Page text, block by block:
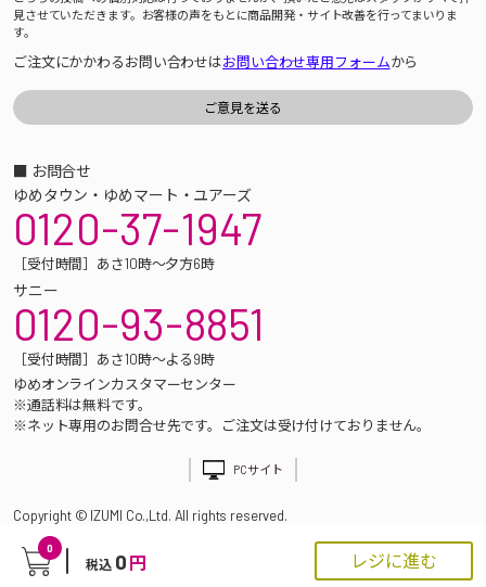
0
税込 0 円 レジに進む
見させていただきます。お客様の声をもとに商品開発・サイト改善を行ってまいりま
す。
ご注文にかかわるお問い合わせはお問い合わせ専用フォームから
■ お問合せ
ゆめタウン・ゆめマート・ユアーズ
0120-37-1947
［受付時間］あさ10時～夕方6時
サニー
0120-93-8851
［受付時間］あさ10時～よる9時
ゆめオンラインカスタマーセンター
※通話料は無料です。
※ネット専用のお問合せ先です。ご注文は受け付けておりません。
PCサイト
Copyright © IZUMI Co.,Ltd. All rights reserved.